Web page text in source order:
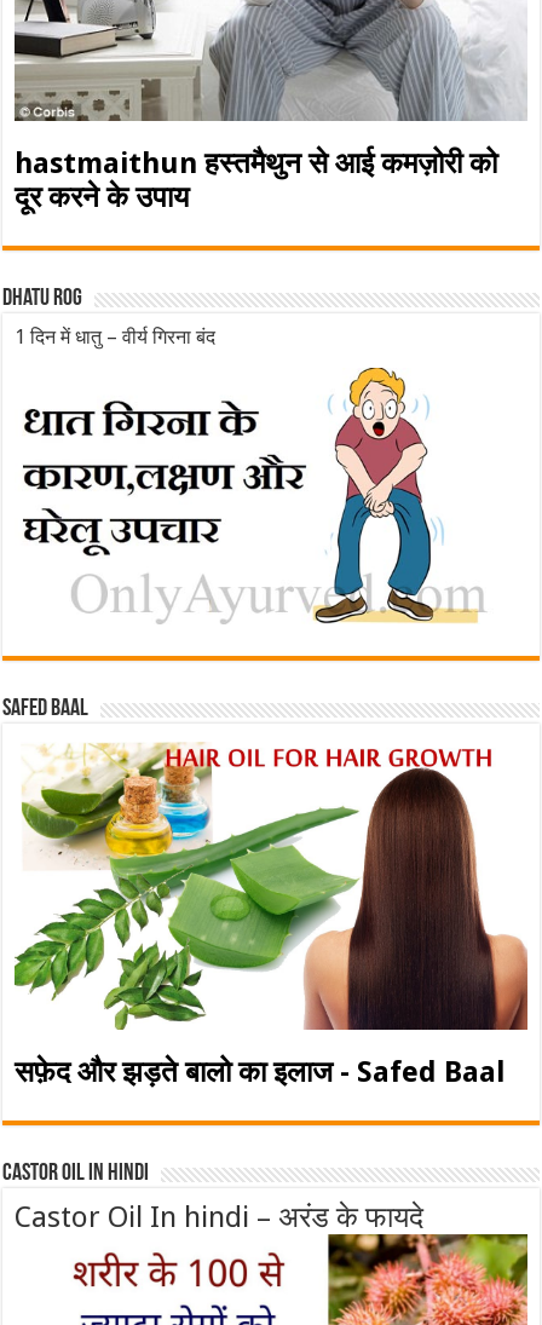
hastmaithun हस्तमैथुन से आई कमज़ोरी को
दूर करने के उपाय
Dhatu rog
1 दिन में धातु – वीर्य गिरना बंद
Safed baal
सफ़ेद और झड़ते बालो का इलाज - Safed Baal
Castor Oil In Hindi
Castor Oil In hindi – अरंड के फायदे